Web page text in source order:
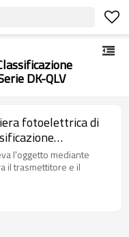
DK-QLV
fotoelettrica di
autostradali｜
l'oggetto mediante
il trasmettitore e il